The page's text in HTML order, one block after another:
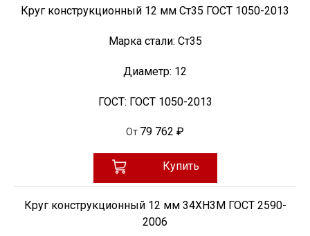
Круг конструкционный 12 мм Ст35 ГОСТ 1050-2013
Марка стали: Ст35
Диаметр: 12
ГОСТ: ГОСТ 1050-2013
От 79 762 ₽
Купить
Круг конструкционный 12 мм 34ХН3М ГОСТ 2590-
2006